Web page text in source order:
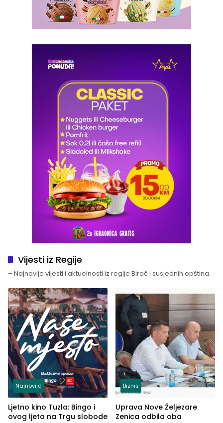
Vijesti iz Regije
– Najnovije vijesti i aktuelnosti iz regije Birač i susjednih opština.
Najnovije
Ljetno kino Tuzla: Bingo i
ovog ljeta na Trgu slobode
Biznis
Uprava Nove Željezare
Zenica odbila oba